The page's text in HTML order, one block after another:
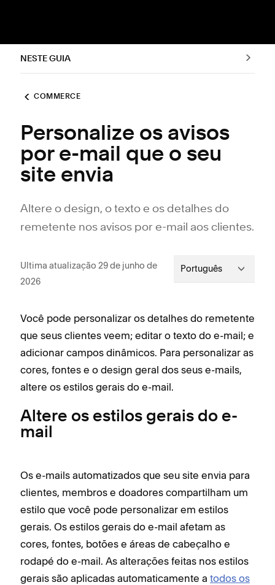
NESTE GUIA
COMMERCE
Personalize os avisos
por e-mail que o seu
site envia
Altere o design, o texto e os detalhes do
remetente nos avisos por e-mail aos clientes.
Ultima atualização 29 de junho de
2026
Português
Você pode personalizar os detalhes do remetente
que seus clientes veem; editar o texto do e-mail; e
adicionar campos dinâmicos. Para personalizar as
cores, fontes e o design geral dos seus e-mails,
altere os estilos gerais do e-mail.
Altere os estilos gerais do e-
mail
Os e-mails automatizados que seu site envia para
clientes, membros e doadores compartilham um
estilo que você pode personalizar em estilos
gerais. Os estilos gerais do e-mail afetam as
cores, fontes, botões e áreas de cabeçalho e
rodapé do e-mail. As alterações feitas nos estilos
gerais são aplicadas automaticamente a todos os